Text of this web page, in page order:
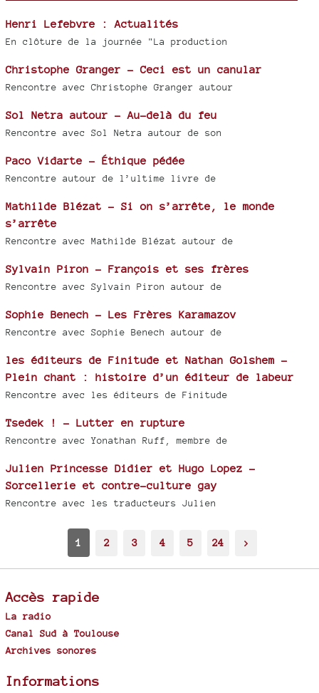
Henri Lefebvre : Actualités
En clôture de la journée "La production
Christophe Granger - Ceci est un canular
Rencontre avec Christophe Granger autour
Sol Netra autour - Au-delà du feu
Rencontre avec Sol Netra autour de son
Paco Vidarte - Éthique pédée
Rencontre autour de l’ultime livre de
Mathilde Blézat - Si on s’arrête, le monde
s’arrête
Rencontre avec Mathilde Blézat autour de
Sylvain Piron - François et ses frères
Rencontre avec Sylvain Piron autour de
Sophie Benech - Les Frères Karamazov
Rencontre avec Sophie Benech autour de
les éditeurs de Finitude et Nathan Golshem -
Plein chant : histoire d’un éditeur de labeur
Rencontre avec les éditeurs de Finitude
Tsedek ! - Lutter en rupture
Rencontre avec Yonathan Ruff, membre de
Julien Princesse Didier et Hugo Lopez -
Sorcellerie et contre-culture gay
Rencontre avec les traducteurs Julien
1 2 3 4 5 24 >
Accès rapide
La radio
Canal Sud à Toulouse
Archives sonores
Informations